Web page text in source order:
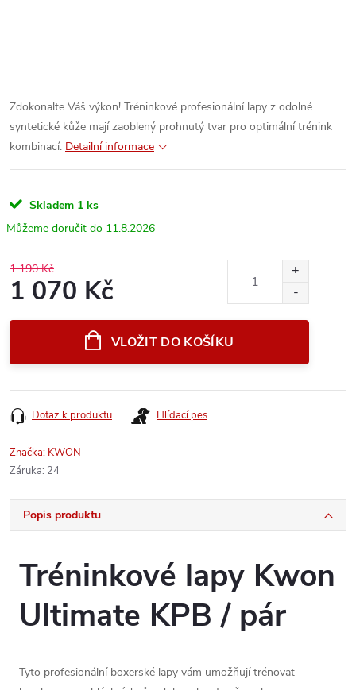
Zdokonalte Váš výkon! Tréninkové profesionální lapy z odolné
syntetické kůže mají zaoblený prohnutý tvar pro optimální trénink
kombinací. Detailní informace
Skladem 1 ks
11.8.2026
1 190 Kč
1 070 Kč
VLOŽIT DO KOŠÍKU
Dotaz k produktu Hlídací pes
Značka: KWON
Záruka: 24
Popis produktu
Tréninkové lapy Kwon
Ultimate KPB / pár
Tyto profesionální boxerské lapy vám umožňují trénovat